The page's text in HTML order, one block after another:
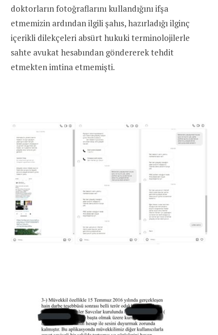
doktorların fotoğraflarını kullandığını ifşa
etmemizin ardından ilgili şahıs, hazırladığı ilginç
içerikli dilekçeleri absürt hukuki terminolojilerle
sahte avukat hesabından göndererek tehdit
etmekten imtina etmemişti.